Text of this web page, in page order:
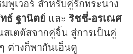
พูเวอร์ สำหรับคู่รักพระนาง
ธ์ ฐานิตย์ และ ริชชี่-อรเณศ
เตตัสจากคู่จิ้น สู่การเป็นคู่
ต่างก็พากันเอ็นดู